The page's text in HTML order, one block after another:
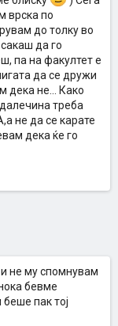
врска по
до толку во
да го
па на факултет е
да се дружи
дека не... Како
треба
не да се карате
дека ќе го
не му спомнувам
бевме
пак тој